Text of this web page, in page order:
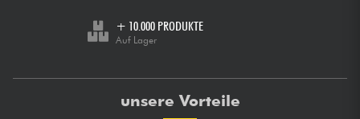
+ 10.000 PRODUKTE
Auf Lager
unsere Vorteile